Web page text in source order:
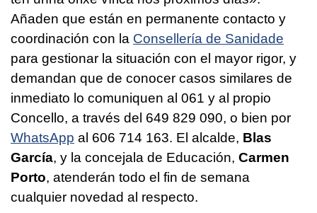
Añaden que están en permanente contacto y
coordinación con la Consellería de Sanidade
para gestionar la situación con el mayor rigor, y
demandan que de conocer casos similares de
inmediato lo comuniquen al 061 y al propio
Concello, a través del 649 829 090, o bien por
WhatsApp al 606 714 163. El alcalde, Blas
García, y la concejala de Educación, Carmen
Porto, atenderán todo el fin de semana
cualquier novedad al respecto.